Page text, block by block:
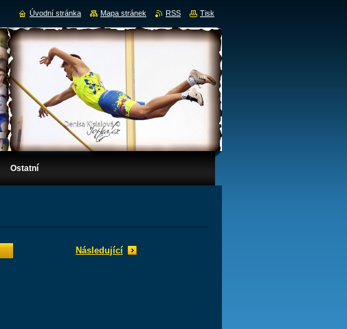
Ostatní
Následující
Úvodní stránka Mapa stránek RSS Tisk